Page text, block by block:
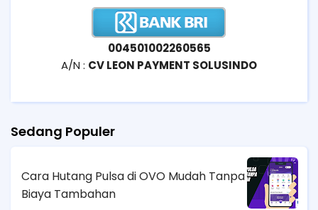
004501002260565
A/N : CV LEON PAYMENT SOLUSINDO
Sedang Populer
Cara Hutang Pulsa di OVO Mudah Tanpa
Biaya Tambahan